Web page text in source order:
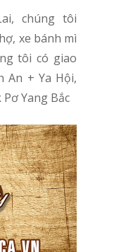
xe bánh mì
tôi có giao
An + Ya Hội,
Yang Bắc